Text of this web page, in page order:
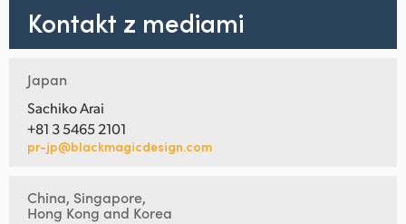
Kontakt z mediami
Japan
Sachiko Arai
+81 3 5465 2101
pr-jp@blackmagicdesign.com
China, Singapore,
Hong Kong and Korea